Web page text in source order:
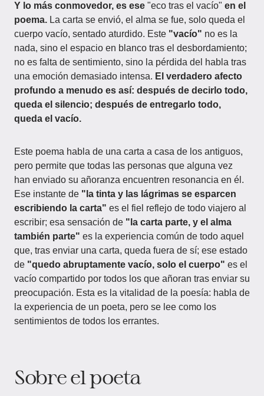
Y lo más conmovedor, es ese "eco tras el vacío" en el
poema. La carta se envió, el alma se fue, solo queda el
cuerpo vacío, sentado aturdido. Este "vacío" no es la
nada, sino el espacio en blanco tras el desbordamiento;
no es falta de sentimiento, sino la pérdida del habla tras
una emoción demasiado intensa. El verdadero afecto
profundo a menudo es así: después de decirlo todo,
queda el silencio; después de entregarlo todo,
queda el vacío.
Este poema habla de una carta a casa de los antiguos,
pero permite que todas las personas que alguna vez
han enviado su añoranza encuentren resonancia en él.
Ese instante de "la tinta y las lágrimas se esparcen
escribiendo la carta" es el fiel reflejo de todo viajero al
escribir; esa sensación de "la carta parte, y el alma
también parte" es la experiencia común de todo aquel
que, tras enviar una carta, queda fuera de sí; ese estado
de "quedo abruptamente vacío, solo el cuerpo" es el
vacío compartido por todos los que añoran tras enviar su
preocupación. Esta es la vitalidad de la poesía: habla de
la experiencia de un poeta, pero se lee como los
sentimientos de todos los errantes.
Sobre el poeta